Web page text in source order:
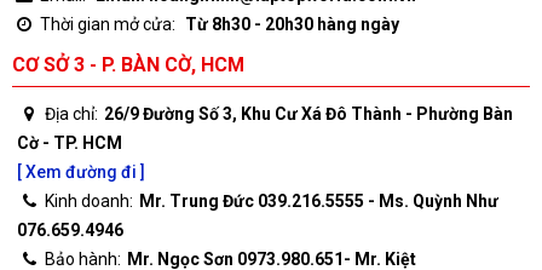
Thời gian mở cửa:
Từ 8h30 - 20h30 hàng ngày
CƠ SỞ 3 - P. BÀN CỜ, HCM
Địa chỉ: 26/9 Đường Số 3, Khu Cư Xá Đô Thành - Phường Bàn
Cờ - TP. HCM
[ Xem đường đi ]
Kinh doanh: Mr. Trung Đức 039.216.5555 - Ms. Quỳnh Như
076.659.4946
Bảo hành: Mr. Ngọc Sơn 0973.980.651- Mr. Kiệt